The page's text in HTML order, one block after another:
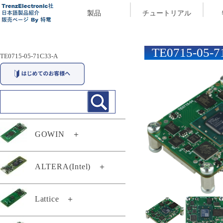
製品 チュートリアル
TE0715-05-71C33-A
GOWIN ＋
29174
29294
TEC0117-01
TEC0117-01-A
ALTERA(Intel) ＋
TEI0003-03-QFCR4A
TEF0008-02-D
Lattice ＋
TE0715-05-